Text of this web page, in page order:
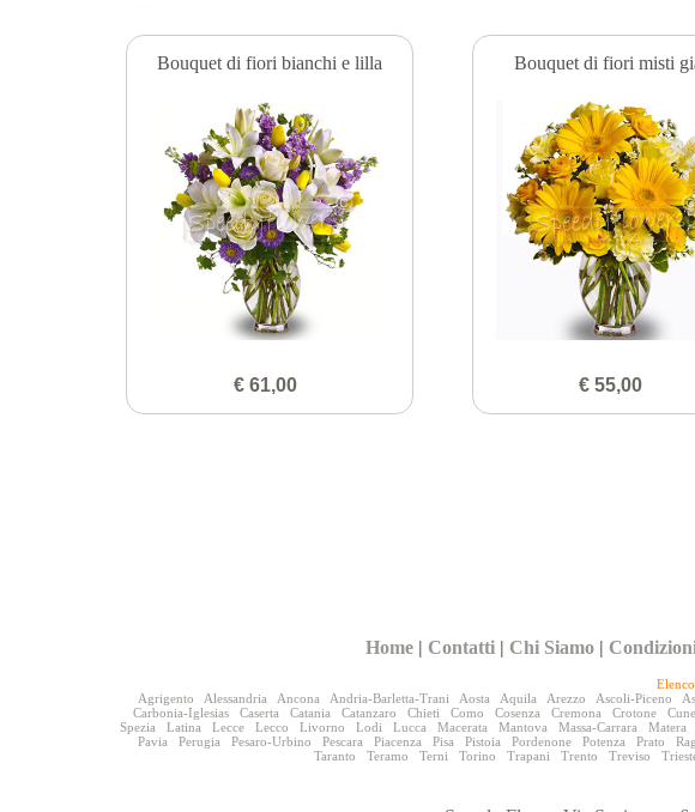
Bouquet di fiori bianchi e lilla
€ 61,00
Bouquet di fiori misti
€ 55,00
Home | Contatti | Chi Siamo |
Agrigento
Alessandria Ancona Andria-Barletta-Trani Aosta Aquila Arezzo Ascoli-Piceno
Carbonia-Iglesias
Caserta Catania Catanzaro Chieti Como Cosenza Cremona Crotone
Spezia
Latina Lecce Lecco Livorno Lodi Lucca Macerata Mantova Massa-Carrara Matera
Pavia
Perugia Pesaro-Urbino Pescara Piacenza Pisa Pistoia Pordenone Potenza Prato
Taranto
Teramo Terni Torino Trapani Trento Treviso